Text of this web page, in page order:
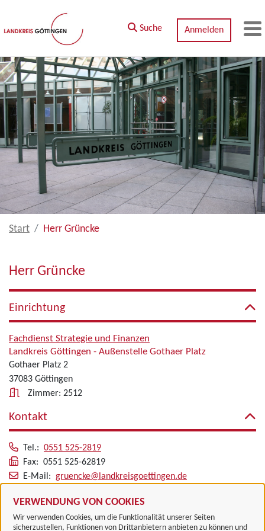
Zum Hauptinhalt springen
VERWENDUNG VON COOKIES
Wir verwenden Cookies, um die Funktionalität unserer Seiten
sicherzustellen, Funktionen von Drittanbietern anbieten zu können und
Suche Anmelden
Start Herr Grüncke
Herr Grüncke
Einrichtung
Fachdienst Strategie und Finanzen
Landkreis Göttingen - Außenstelle Gothaer Platz
Gothaer Platz 2
37083 Göttingen
Zimmer: 2512
Kontakt
Tel.: 0551 525-2819
Fax: 0551 525-62819
E-Mail: gruencke@landkreisgoettingen.de
Alle zugeordneten Einrichtungen